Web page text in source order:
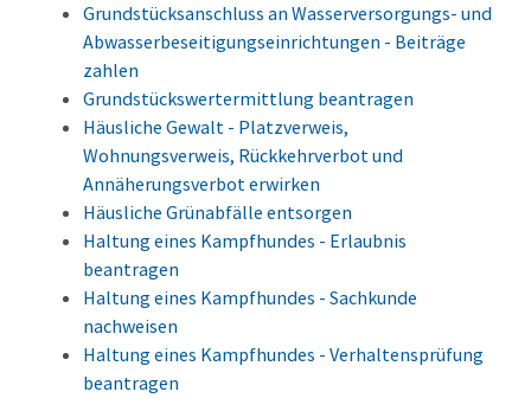
Grundstücksanschluss an Wasserversorgungs- und
Abwasserbeseitigungseinrichtungen - Beiträge
zahlen
Grundstückswertermittlung beantragen
Häusliche Gewalt - Platzverweis,
Wohnungsverweis, Rückkehrverbot und
Annäherungsverbot erwirken
Häusliche Grünabfälle entsorgen
Haltung eines Kampfhundes - Erlaubnis
beantragen
Haltung eines Kampfhundes - Sachkunde
nachweisen
Haltung eines Kampfhundes - Verhaltensprüfung
beantragen